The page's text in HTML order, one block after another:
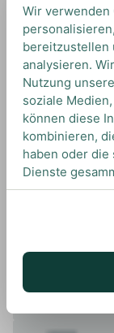
in Cocktails
Bay. Auch
UNSERE
DRINKS
Wir verwenden
bereitzustellen
analysieren.
Nutzung
soziale
können diese
kombinieren,
haben oder
Dienste